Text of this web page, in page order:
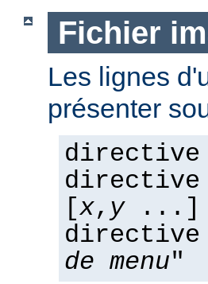
Fichier
Les lignes
présenter
[x, y...]
directive
de menu"